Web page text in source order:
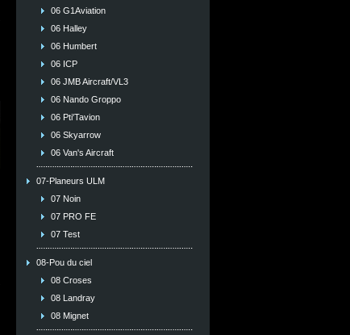
06 G1Aviation
06 Halley
06 Humbert
06 ICP
06 JMB Aircraft/VL3
06 Nando Groppo
06 Pti'Tavion
06 Skyarrow
06 Van's Aircraft
07-Planeurs ULM
07 Noin
07 PRO FE
07 Test
08-Pou du ciel
08 Croses
08 Landray
08 Mignet